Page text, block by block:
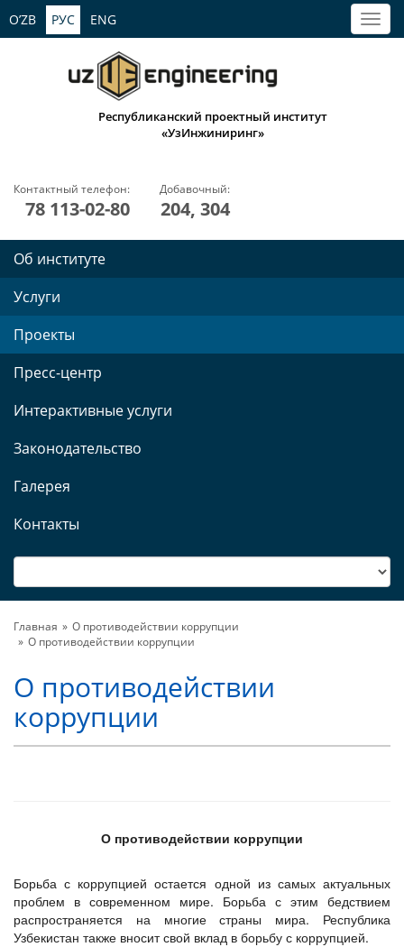
O’ZB РУС ENG
Республиканский проектный институт
«УзИнжиниринг»
Контактный телефон:
78 113-02-80
Добавочный:
204, 304
Об институте
Услуги
Проекты
Пресс-центр
Интерактивные услуги
Законодательство
Галерея
Контакты
Главная
О противодействии коррупции
О противодействии коррупции
О противодействии
коррупции
О противодействии коррупции
Борьба с коррупцией остается одной из самых актуальных
проблем в современном мире. Борьба с этим бедствием
распространяется на многие страны мира. Республика
Узбекистан также вносит свой вклад в борьбу с коррупцией.